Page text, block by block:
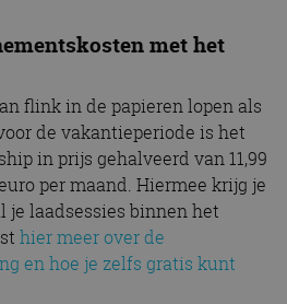
met het
flink in de papieren lopen als
de vakantieperiode is het
in prijs gehalveerd van 11,99
per maand. Hiermee krijg je
je laadsessies binnen het
hier meer over de
en hoe je zelfs gratis kunt